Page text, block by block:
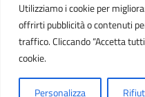
Utilizziamo i cookie per
offrirti pubblicità o contenuti
traffico. Cliccando “Accetta
cookie.
Personalizza
documenti informazioni
ss.mm.ii. – d.lgs 97/